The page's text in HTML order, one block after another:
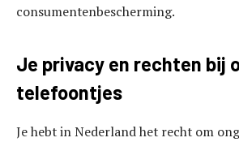
consumentenbescherming.
Je privacy en rechten bij
telefoontjes
Je hebt in Nederland het recht om